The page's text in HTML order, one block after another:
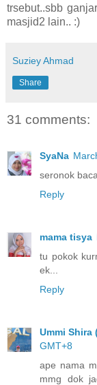
trsebut..sbb
masjid2 lain.. :)
Suziey Ahmad
Share
31 comments:
SyaNa
seronok
Reply
mama tisya
tu pokok
ek...
Reply
Ummi Shira
GMT+8
ape nama
mmg dok